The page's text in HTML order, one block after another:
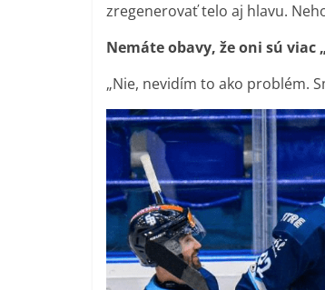
zregenerovať telo aj hlavu.
Nemáte obavy, že oni sú viac
„Nie, nevidím to ako problém.